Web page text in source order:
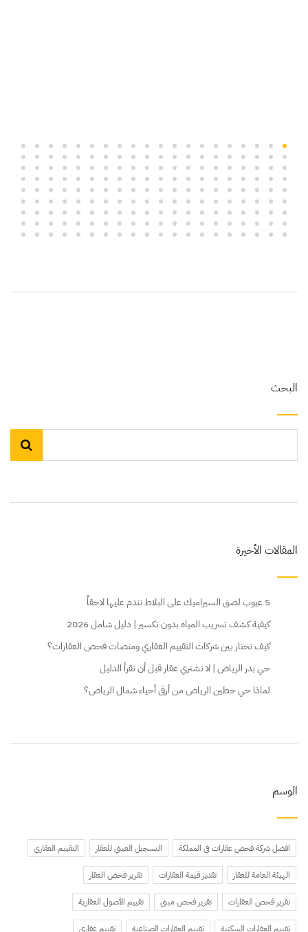
البحث
المقالات الأخيرة
5 عيوب لصق السيراميك على البلاط تندم عليها لاحقاً
كيفية كشف تسريب المياه بدون تكسير | دليل شامل 2026
كيف تختار بين شركات التقييم العقاري ومنصات فحص العقارات؟
حي بدر الرياض | لا تشتري عقار قبل أن تقرأ الدليل
لماذا حي حطين الرياض من أرقى أحياء شمال الرياض؟
الوسم
افضل شركة فحص عقارات في المملكة التسجيل العيني للعقار التقييم العقاري
الهيئة العامة للعقار تقدير قيمة العقارات تقرير فحص العقار
تقرير فحص العقارات تقرير فحص مبنى تقييم الأصول العقارية
تقييم العقارات السكنية تقييم العقارات الصناعية تقييم عقاري